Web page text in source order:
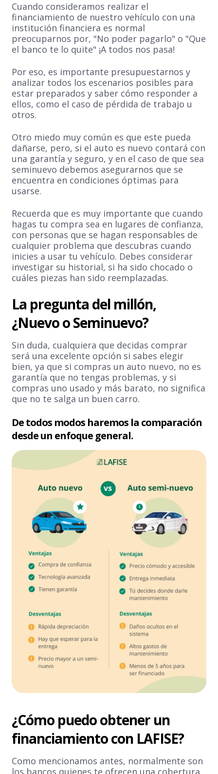
Cuando consideramos realizar el
financiamiento de nuestro vehículo con una
institución financiera es normal
preocuparnos por, "No poder pagarlo" o "Que
el banco te lo quite" ¡A todos nos pasa!
Por eso, es importante presupuestarnos y
analizar todos los escenarios posibles para
estar preparados y saber cómo responder a
ellos, como el caso de pérdida de trabajo u
otros.
Otro miedo muy común es que este pueda
dañarse, pero, si el auto es nuevo contará con
una garantía y seguro, y en el caso de que sea
seminuevo debemos asegurarnos que se
encuentra en condiciones óptimas para
usarse.
Recuerda que es muy importante que cuando
hagas tu compra sea en lugares de confianza,
con personas que se hagan responsables de
cualquier problema que descubras cuando
inicies a usar tu vehículo. Debes considerar
investigar su historial, si ha sido chocado o
cuáles piezas han sido reemplazadas.
La pregunta del millón,
¿Nuevo o Seminuevo?
Sin duda, cualquiera que decidas comprar
será una excelente opción si sabes elegir
bien, ya que si compras un auto nuevo, no es
garantía que no tengas problemas, y si
compras uno usado y más barato, no significa
que no te salga un buen carro.
De todos modos haremos la comparación
desde un enfoque general.
¿Cómo puedo obtener un
financiamiento con LAFISE?
Como mencionamos antes, normalmente son